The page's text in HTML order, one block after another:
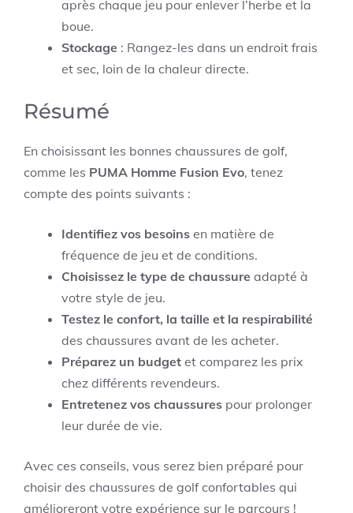
après chaque jeu pour enlever l’herbe et la
boue.
Stockage : Rangez-les dans un endroit frais
et sec, loin de la chaleur directe.
Résumé
En choisissant les bonnes chaussures de golf,
comme les PUMA Homme Fusion Evo, tenez
compte des points suivants :
Identifiez vos besoins en matière de
fréquence de jeu et de conditions.
Choisissez le type de chaussure adapté à
votre style de jeu.
Testez le confort, la taille et la respirabilité
des chaussures avant de les acheter.
Préparez un budget et comparez les prix
chez différents revendeurs.
Entretenez vos chaussures pour prolonger
leur durée de vie.
Avec ces conseils, vous serez bien préparé pour
choisir des chaussures de golf confortables qui
amélioreront votre expérience sur le parcours !